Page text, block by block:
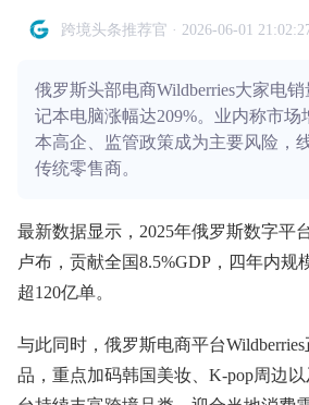
跨境头条推荐官 · 2026-06-01
俄罗斯头部电商Wildberries大家电
记本电脑涨幅达209%。业内称市场
本高企、监管政策成为主要风险，
传统零售商。
最新数据显示，2025年俄罗斯数字平
卢布，贡献全国8.5%GDP，四年内规
超120亿单。
与此同时，俄罗斯电商平台
品，重点加码韩国美妆、K-pop周边